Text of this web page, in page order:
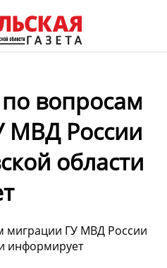
вопросам
МВД России
области
миграции ГУ МВД России
информирует